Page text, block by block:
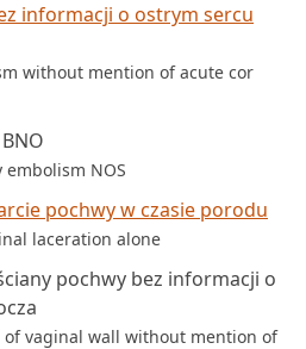
informacji o ostrym sercu
without mention of acute cor
embolism NOS
pochwy w czasie porodu
laceration alone
pochwy bez informacji o
of vaginal wall without mention of